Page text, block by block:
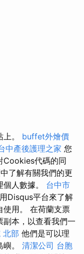
。 buffet外燴價
中產後護理之家 您
Cookies代碼的同
了解有關我們的更
人數據。 台中市
Disqus平台來了解
使用。 在荷蘭支票
本，以查看我們一
北部 他們是可以理
。 清潔公司 台胞